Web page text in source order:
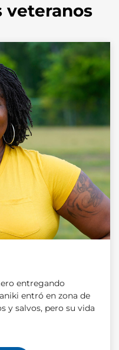
veteranos
entregando
entró en zona de
y salvos, pero su vida